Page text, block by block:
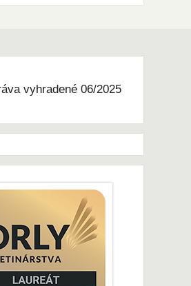
vyhradené 06/2025